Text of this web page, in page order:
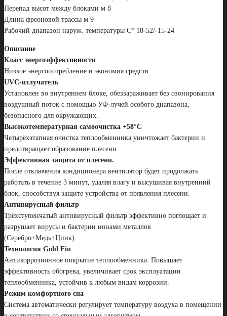
Перепад высот между блоками м 8
Длина фреоновой трассы м 9
Рабочий диапазон наруж. температуры С° 18-52/-15-24
Описание
Класс энергоэффективности
Низкое энергопотребление и экономия средств
UVC-излучатель
Установлен во внутреннем блоке, обеззараживает без озонирования
воздушный поток с помощью УФ-лучей особого диапазона,
безопасного для окружающих.
Высокотемпературная самоочистка +58°С
Четырёхэтапная очистка теплообменника уничтожает бактерии и
предотвращает образование плесени.
Эффективная защита от плесени.
После отключения кондиционера вентилятор будет продолжать
работать в течение 3 минут, удаляя влагу и высушивая внутренний
блок, способствуя защите устройства от появления плесени.
Антивирусный фильтр
Трёхступенчатый антивирусный фильтр эффективно поглощает и
разрушает вирусы и бактерии ионами металлов
(Серебро+Медь+Цинк).
Технология Gold Fin
Антикоррозионное покрытие теплообменника. Повышает
эффективность обогрева, увеличивает срок эксплуатации
теплообменника, устойчив к любым видам коррозии.
Режим комфортного сна
Система автоматически регулирует температуру воздуха в помещении